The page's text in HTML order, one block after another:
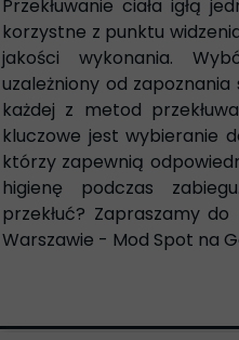
Przekłuwanie ciała igłą
korzystne z punktu
jakości wykonania.
uzależniony od
każdej z metod
kluczowe jest wybieranie
którzy zapewnią
higienę podczas
przekłuć? Zapraszamy
Warszawie - Mod Spot na